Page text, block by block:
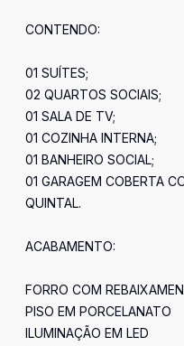
CONTENDO:
01 SUÍTES;
02 QUARTOS SOCIAIS;
01 SALA DE TV;
01 COZINHA INTERNA;
01 BANHEIRO SOCIAL;
01 GARAGEM COBERTA
QUINTAL.
ACABAMENTO:
FORRO COM
PISO EM PORCELANATO
ILUMINAÇÃO EM LED